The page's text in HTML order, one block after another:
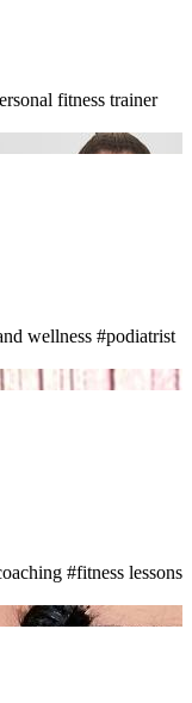
fitness trainer
wellness #podiatrist
#fitness lessons